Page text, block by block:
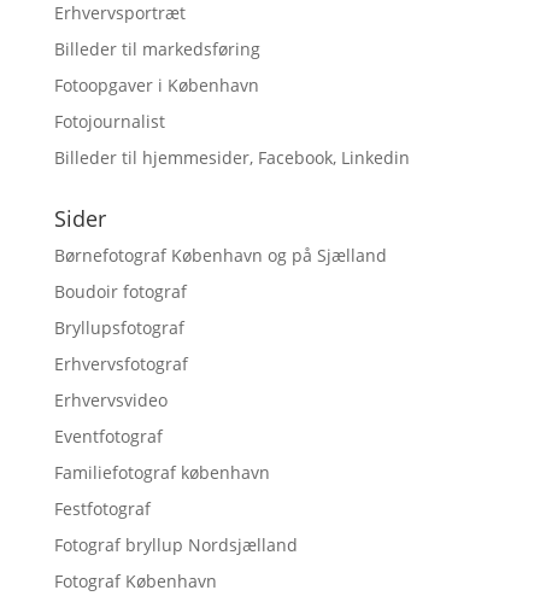
Erhvervsportræt
Billeder til markedsføring
Fotoopgaver i København
Fotojournalist
Billeder til hjemmesider, Facebook, Linkedin
Sider
Børnefotograf København og på Sjælland
Boudoir fotograf
Bryllupsfotograf
Erhvervsfotograf
Erhvervsvideo
Eventfotograf
Familiefotograf københavn
Festfotograf
Fotograf bryllup Nordsjælland
Fotograf København